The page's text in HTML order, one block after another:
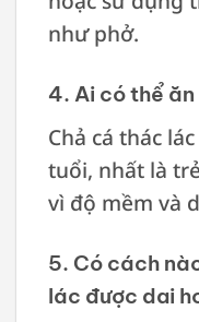
như phở.
4. Ai có thể
Chả cá thác
tuổi, nhất là
vì độ mềm và
5. Có cách
lác được dai